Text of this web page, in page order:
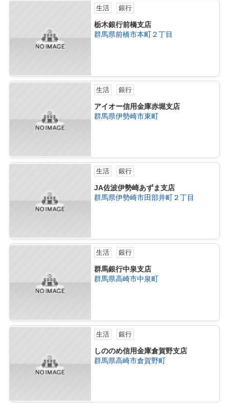
生活 銀行
栃木銀行前橋支店
群馬県前橋市本町２丁目
生活 銀行
アイオー信用金庫赤堀支店
群馬県伊勢崎市東町
生活 銀行
JA佐波伊勢崎あずま支店
群馬県伊勢崎市田部井町２丁目
生活 銀行
群馬銀行中泉支店
群馬県高崎市中泉町
生活 銀行
しののめ信用金庫倉賀野支店
群馬県高崎市倉賀野町